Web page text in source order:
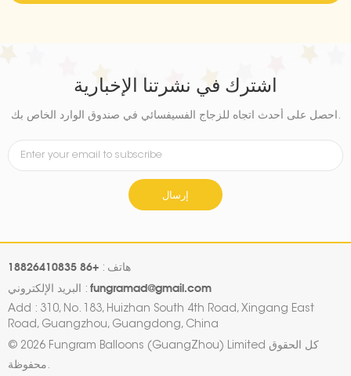
اشترك في نشرتنا الإخبارية
احصل على أحدث اتجاه للزجاج الفسيفسائي في صندوق الوارد الخاص بك.
إرسال
هاتف : +86 18826410835
البريد الإلكتروني : fungramad@gmail.com
Add : 310, No. 183, Huizhan South 4th Road, Xingang East
Road, Guangzhou, Guangdong, China
© 2026 Fungram Balloons (GuangZhou) Limited كل الحقوق
محفوظة.